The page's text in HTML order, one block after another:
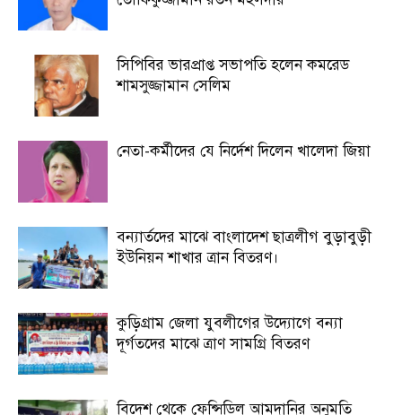
সিপিবির ভারপ্রাপ্ত সভাপতি হলেন কমরেড
শামসুজ্জামান সেলিম
নেতা-কর্মীদের যে নির্দেশ দিলেন খালেদা জিয়া
বন্যার্তদের মাঝে বাংলাদেশ ছাত্রলীগ বুড়াবুড়ী
ইউনিয়ন শাখার ত্রান বিতরণ।
কুড়িগ্রাম জেলা যুবলীগের উদ্যোগে বন্যা
দূর্গতদের মাঝে ত্রাণ সামগ্রি বিতরণ
বিদেশ থেকে ফেন্সিডিল আমদানির অনুমতি